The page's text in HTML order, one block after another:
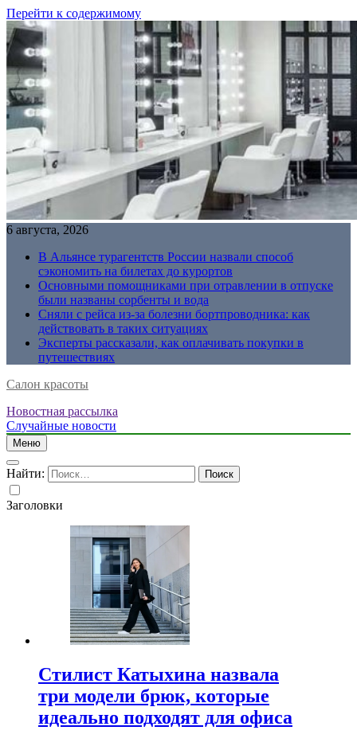
Перейти к содержимому
6 августа, 2026
В Альянсе турагентств России назвали способ
сэкономить на билетах до курортов
Основными помощниками при отравлении в отпуске
были названы сорбенты и вода
Сняли с рейса из-за болезни бортпроводника: как
действовать в таких ситуациях
Эксперты рассказали, как оплачивать покупки в
путешествиях
Салон красоты
Новостная рассылка
Случайные новости
Меню
Найти:
Заголовки
Стилист Катыхина назвала
три модели брюк, которые
идеально подходят для офиса